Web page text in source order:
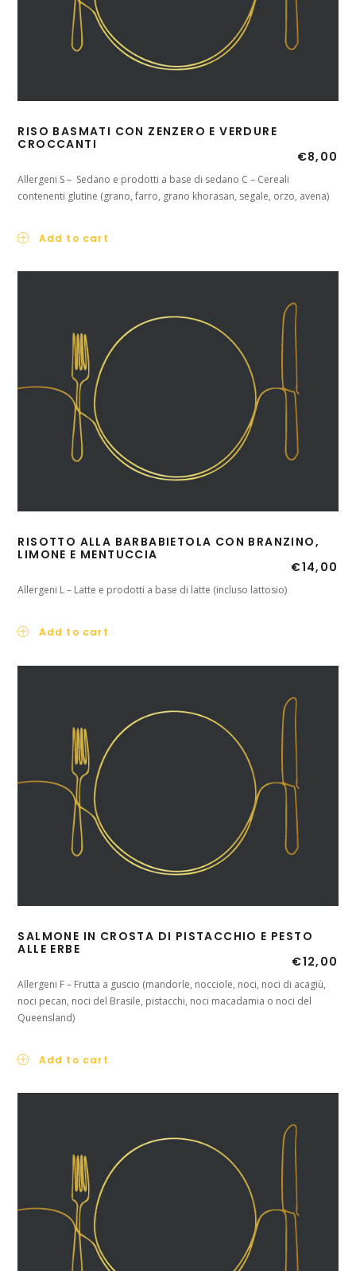
RISO BASMATI CON ZENZERO E VERDURE
CROCCANTI
€8,00
Allergeni S – Sedano e prodotti a base di sedano C – Cereali
contenenti glutine (grano, farro, grano khorasan, segale, orzo, avena)
Add to cart
RISOTTO ALLA BARBABIETOLA CON BRANZINO,
LIMONE E MENTUCCIA
€14,00
Allergeni L – Latte e prodotti a base di latte (incluso lattosio)
Add to cart
SALMONE IN CROSTA DI PISTACCHIO E PESTO
ALLE ERBE
€12,00
Allergeni F – Frutta a guscio (mandorle, nocciole, noci, noci di acagiù,
noci pecan, noci del Brasile, pistacchi, noci macadamia o noci del
Queensland)
Add to cart